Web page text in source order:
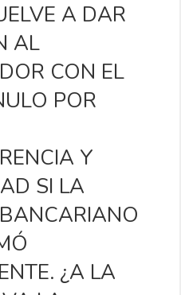
A DAR
AL
CON EL
POR
Y
SI LA
¿A LA